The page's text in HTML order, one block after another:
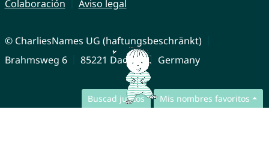
Buscad juntos Mis nombres favoritos
Colaboración
Aviso legal
© CharliesNames UG (haftungsbeschränkt)
Brahmsweg 6
85221 Dachau Germany